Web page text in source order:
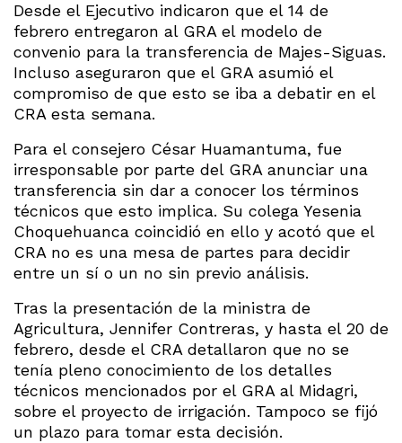
Desde el Ejecutivo indicaron que el 14 de
febrero entregaron al GRA el modelo de
convenio para la transferencia de Majes-Siguas.
Incluso aseguraron que el GRA asumió el
compromiso de que esto se iba a debatir en el
CRA esta semana.
Para el consejero César Huamantuma, fue
irresponsable por parte del GRA anunciar una
transferencia sin dar a conocer los términos
técnicos que esto implica. Su colega Yesenia
Choquehuanca coincidió en ello y acotó que el
CRA no es una mesa de partes para decidir
entre un sí o un no sin previo análisis.
Tras la presentación de la ministra de
Agricultura, Jennifer Contreras, y hasta el 20 de
febrero, desde el CRA detallaron que no se
tenía pleno conocimiento de los detalles
técnicos mencionados por el GRA al Midagri,
sobre el proyecto de irrigación. Tampoco se fijó
un plazo para tomar esta decisión.